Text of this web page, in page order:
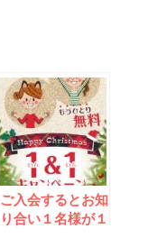
ご入会するとお知
り合い１名様が１